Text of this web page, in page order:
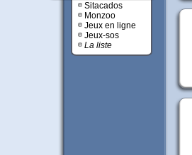
Sitacados
Monzoo
Jeux en ligne
Jeux-sos
La liste